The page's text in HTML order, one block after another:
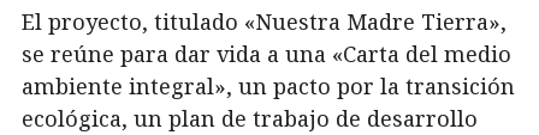
El proyecto, titulado «Nuestra Madre Tierra»,
se reúne para dar vida a una «Carta del medio
ambiente integral», un pacto por la transición
ecológica, un plan de trabajo de desarrollo